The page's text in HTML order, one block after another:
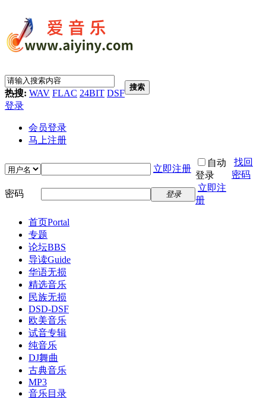
热搜: WAV FLAC 24BIT DSF
搜索
登录
会员登录
马上注册
立即注册
自动
登录
找回
密码
密码
登录
立即注
册
首页Portal
专题
论坛BBS
导读Guide
华语无损
精选音乐
民族无损
DSD-DSF
欧美音乐
试音专辑
纯音乐
DJ舞曲
古典音乐
MP3
音乐目录